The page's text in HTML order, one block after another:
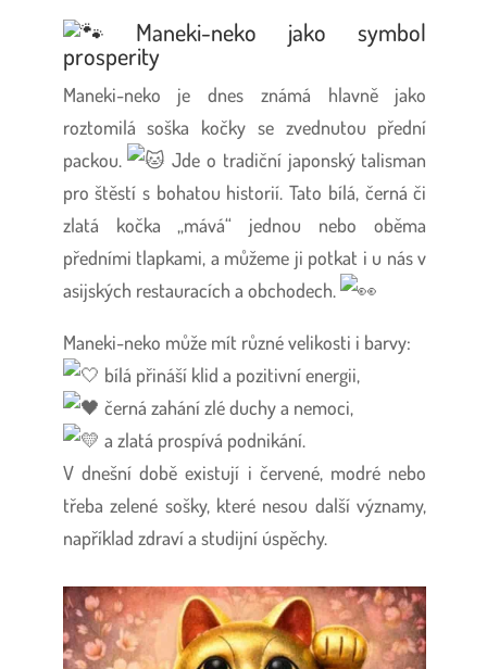
Maneki-neko jako symbol
prosperity
Maneki-neko je dnes známá hlavně jako
roztomilá soška kočky se zvednutou přední
packou.
Jde o tradiční japonský talisman
pro štěstí s bohatou historií. Tato bílá, černá či
zlatá kočka „mává“ jednou nebo oběma
předními tlapkami, a můžeme ji potkat i u nás v
asijských restauracích a obchodech.
Maneki-neko může mít různé velikosti i barvy:
bílá přináší klid a pozitivní energii,
černá zahání zlé duchy a nemoci,
a zlatá prospívá podnikání.
V dnešní době existují i červené, modré nebo
třeba zelené sošky, které nesou další významy,
například zdraví a studijní úspěchy.